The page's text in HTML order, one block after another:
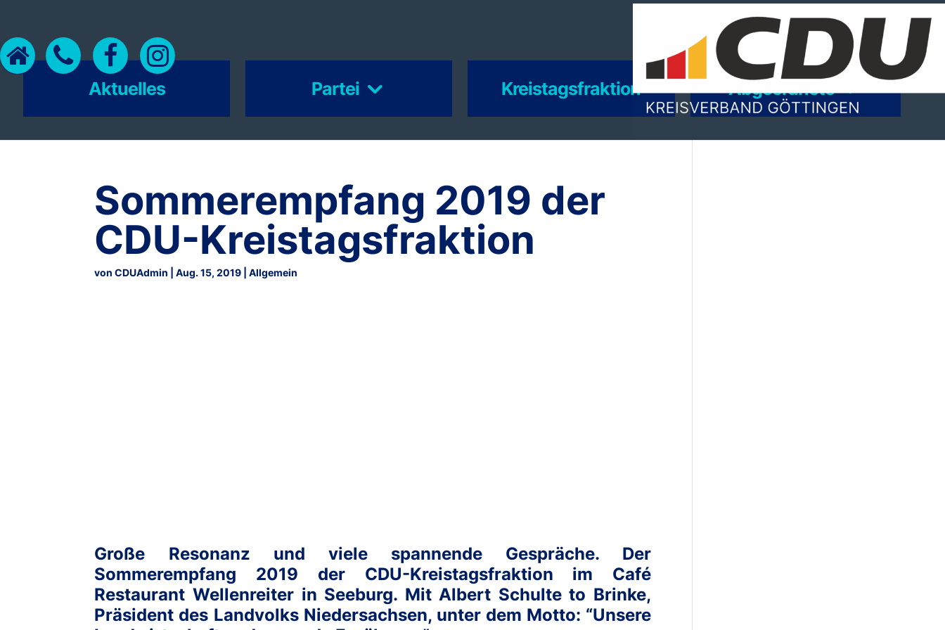
Aktuelles Partei Kreistagsfraktion Abgeordnete
Sommerempfang 2019 der
CDU-Kreistagsfraktion
vonCDUAdmin |Aug. 15, 2019 |Allgemein
Große Resonanz und viele spannende Gespräche. Der
Sommerempfang 2019 der CDU-Kreistagsfraktion im Café
Restaurant Wellenreiter in Seeburg. Mit Albert Schulte to Brinke,
Präsident des Landvolks Niedersachsen, unter dem Motto: “Unsere